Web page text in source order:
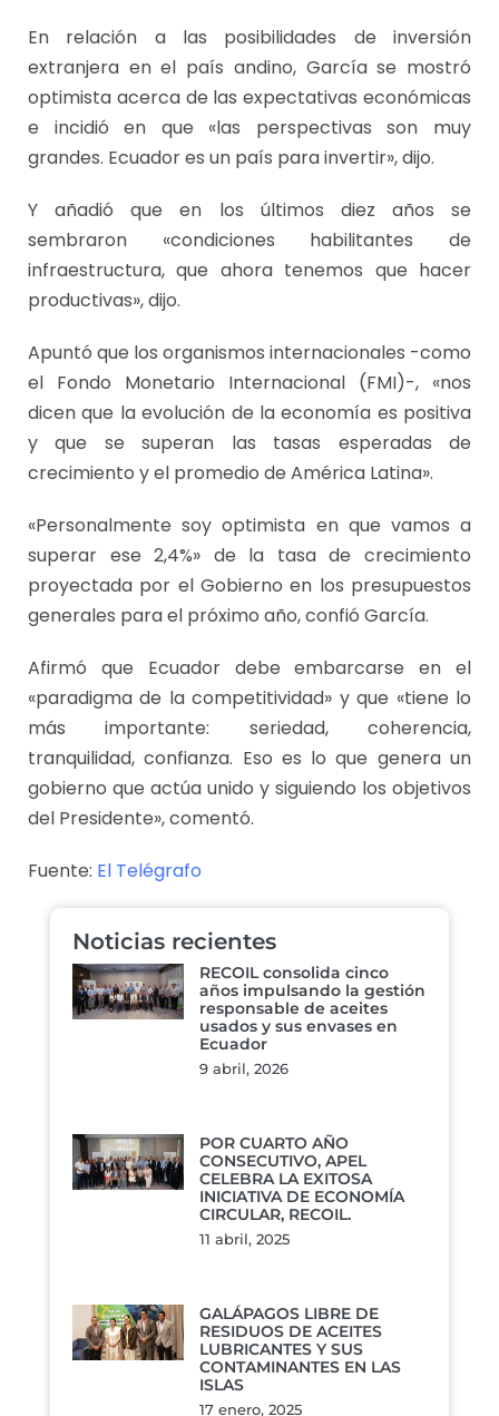
En relación a las posibilidades de inversión
extranjera en el país andino, García se mostró
optimista acerca de las expectativas económicas
e incidió en que «las perspectivas son muy
grandes. Ecuador es un país para invertir», dijo.
Y añadió que en los últimos diez años se
sembraron «condiciones habilitantes de
infraestructura, que ahora tenemos que hacer
productivas», dijo.
Apuntó que los organismos internacionales -como
el Fondo Monetario Internacional (FMI)-, «nos
dicen que la evolución de la economía es positiva
y que se superan las tasas esperadas de
crecimiento y el promedio de América Latina».
«Personalmente soy optimista en que vamos a
superar ese 2,4%» de la tasa de crecimiento
proyectada por el Gobierno en los presupuestos
generales para el próximo año, confió García.
Afirmó que Ecuador debe embarcarse en el
«paradigma de la competitividad» y que «tiene lo
más importante: seriedad, coherencia,
tranquilidad, confianza. Eso es lo que genera un
gobierno que actúa unido y siguiendo los objetivos
del Presidente», comentó.
Fuente: El Telégrafo
Noticias recientes
RECOIL consolida cinco
años impulsando la gestión
responsable de aceites
usados y sus envases en
Ecuador
9 abril, 2026
POR CUARTO AÑO
CONSECUTIVO, APEL
CELEBRA LA EXITOSA
INICIATIVA DE ECONOMÍA
CIRCULAR, RECOIL.
11 abril, 2025
GALÁPAGOS LIBRE DE
RESIDUOS DE ACEITES
LUBRICANTES Y SUS
CONTAMINANTES EN LAS
ISLAS
17 enero, 2025